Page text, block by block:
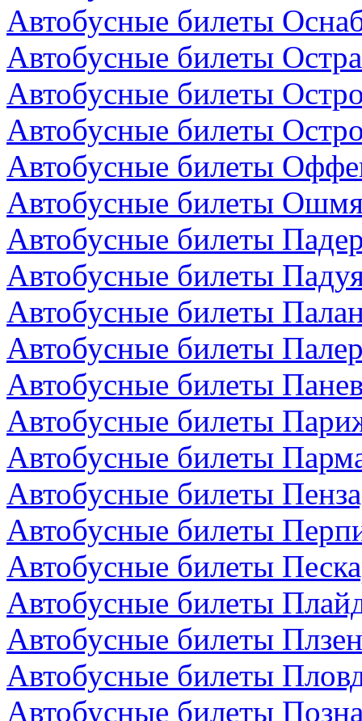
Автобусные билеты
Автобусные билеты
Автобусные билеты
Автобусные билеты
Автобусные билеты
Автобусные билеты
Автобусные билеты
Автобусные билеты
Автобусные билеты
Автобусные билеты
Автобусные билеты
Автобусные билеты
Автобусные билеты
Автобусные билеты
Автобусные билеты
Автобусные билеты
Автобусные билеты
Автобусные билеты
Автобусные билеты
Автобусные билеты